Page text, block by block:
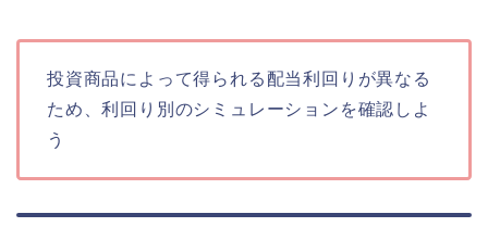
投資商品によって得られる配当利回りが異なる
ため、利回り別のシミュレーションを確認しよ
う